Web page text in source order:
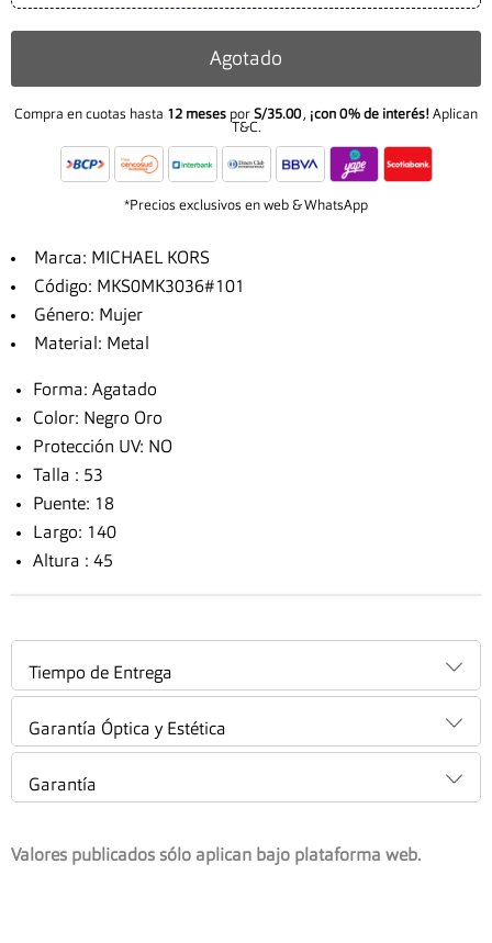
Agotado
Compra en cuotas hasta 12 meses por S/35.00, ¡con 0% de interés! Aplican
T&C.
*Precios exclusivos en web & WhatsApp
Marca: MICHAEL KORS
Código: MKS0MK3036#101
Género: Mujer
Material: Metal
Forma: Agatado
Color: Negro Oro
Protección UV: NO
Talla : 53
Puente: 18
Largo: 140
Altura : 45
Tiempo de Entrega
Garantía Óptica y Estética
Garantía
Valores publicados sólo aplican bajo plataforma web.